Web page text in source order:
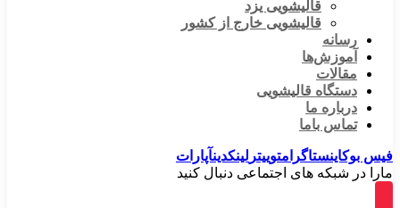
قالیشویی یزد
قالیشویی خارج از کشور
رسانه
آموزش‌ها
مقالات
دستگاه قالیشویی
درباره ما
تماس باما
فیس بوکاینستاگرامتوییتر لینکدینآپارات
مارا در شبکه های اجتماعی دنبال کنید